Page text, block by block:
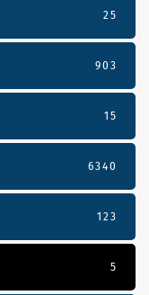
25
903
15
6340
123
5